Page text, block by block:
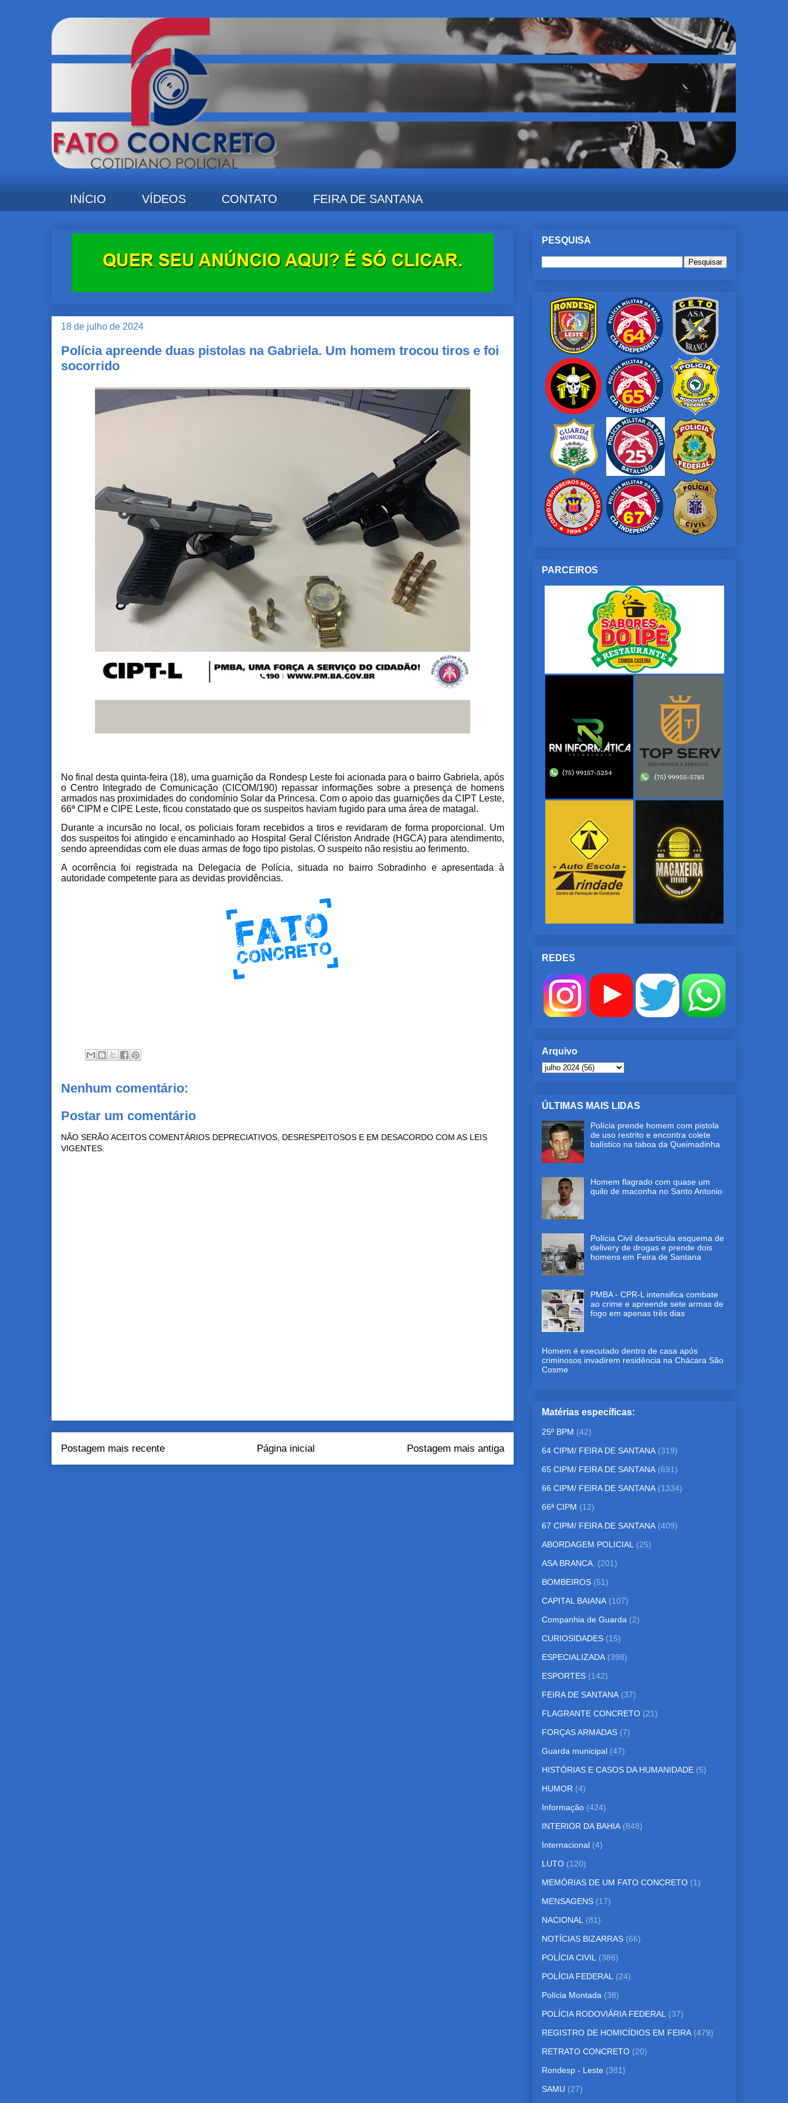
INÍCIO VÍDEOS CONTATO FEIRA DE SANTANA
18 de julho de 2024
Polícia apreende duas pistolas na Gabriela. Um homem trocou tiros e foi
socorrido
No final desta quinta-feira (18), uma guarnição da Rondesp Leste foi acionada para o bairro Gabriela, após
o Centro Integrado de Comunicação (CICOM/190) repassar informações sobre a presença de homens
armados nas proximidades do condomínio Solar da Princesa. Com o apoio das guarnições da CIPT Leste,
66ª CIPM e CIPE Leste, ficou constatado que os suspeitos haviam fugido para uma área de matagal.
Durante a incursão no local, os policiais foram recebidos a tiros e revidaram de forma proporcional. Um
dos suspeitos foi atingido e encaminhado ao Hospital Geral Clériston Andrade (HGCA) para atendimento,
sendo apreendidas com ele duas armas de fogo tipo pistolas. O suspeito não resistiu ao ferimento.
A ocorrência foi registrada na Delegacia de Polícia, situada no bairro Sobradinho e apresentada à
autoridade competente para as devidas providências.
Nenhum comentário:
Postar um comentário
NÃO SERÃO ACEITOS COMENTÁRIOS DEPRECIATIVOS, DESRESPEITOSOS E EM DESACORDO COM AS LEIS
VIGENTES.
Postagem mais recente Postagem mais antiga
Página inicial
PESQUISA
PARCEIROS
REDES
Arquivo
ÚLTIMAS MAIS LIDAS
Polícia prende homem com pistola
de uso restrito e encontra colete
balístico na taboa da Queimadinha
Homem flagrado com quase um
quilo de maconha no Santo Antonio
Polícia Civil desarticula esquema de
delivery de drogas e prende dois
homens em Feira de Santana
PMBA - CPR-L intensifica combate
ao crime e apreende sete armas de
fogo em apenas três dias
Homem é executado dentro de casa após
criminosos invadirem residência na Chácara São
Cosme
Matérias específicas:
25º BPM (42)
64 CIPM/ FEIRA DE SANTANA (319)
65 CIPM/ FEIRA DE SANTANA (691)
66 CIPM/ FEIRA DE SANTANA (1334)
66ª CIPM (12)
67 CIPM/ FEIRA DE SANTANA (409)
ABORDAGEM POLICIAL (25)
ASA BRANCA. (201)
BOMBEIROS (51)
CAPITAL BAIANA (107)
Companhia de Guarda (2)
CURIOSIDADES (15)
ESPECIALIZADA (398)
ESPORTES (142)
FEIRA DE SANTANA (37)
FLAGRANTE CONCRETO (21)
FORÇAS ARMADAS (7)
Guarda municipal (47)
HISTÓRIAS E CASOS DA HUMANIDADE (5)
HUMOR (4)
Informação (424)
INTERIOR DA BAHIA (848)
Internacional (4)
LUTO (120)
MEMÓRIAS DE UM FATO CONCRETO (1)
MENSAGENS (17)
NACIONAL (81)
NOTÍCIAS BIZARRAS (66)
POLÍCIA CIVIL (386)
POLÍCIA FEDERAL (24)
Polícia Montada (38)
POLÍCIA RODOVIÁRIA FEDERAL (37)
REGISTRO DE HOMICÍDIOS EM FEIRA (479)
RETRATO CONCRETO (20)
Rondesp - Leste (381)
SAMU (27)